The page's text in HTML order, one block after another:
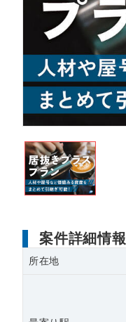
案件詳細情報
所在地